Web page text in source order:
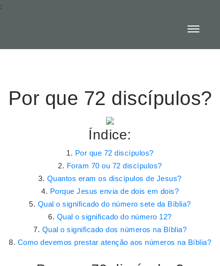
:
Por que 72 discípulos?
Índice:
Por que 72 discípulos?
Foram 70 ou 72 discípulos?
Quantos eram os discípulos de Jesus?
Porque Jesus envia de dois em dois?
Qual o significado do número sete da Bíblia?
Qual o significado do número 12?
Qual o significado dos números na Bíblia?
Como devemos prestar atenção aos números na Bíblia?